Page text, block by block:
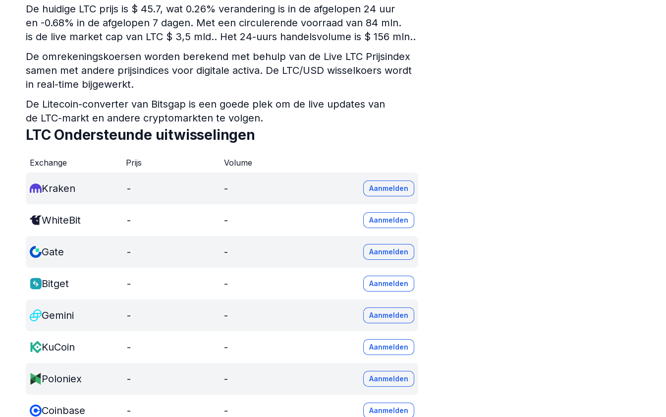
De huidige LTC prijs is $ 45.7, wat 0.26% verandering is in de afgelopen 24 uur
en -0.68% in de afgelopen 7 dagen. Met een circulerende voorraad van 84 mln.
is de live market cap van LTC $ 3,5 mld.. Het 24-uurs handelsvolume is $ 156 mln..
De omrekeningskoersen worden berekend met behulp van de Live LTC Prijsindex
samen met andere prijsindices voor digitale activa. De LTC/USD wisselkoers wordt
in real-time bijgewerkt.
De Litecoin-converter van Bitsgap is een goede plek om de live updates van
de LTC-markt en andere cryptomarkten te volgen.
LTC Ondersteunde uitwisselingen
Exchange Prijs Volume
Kraken - - Aanmelden
WhiteBit - - Aanmelden
Gate - - Aanmelden
Bitget - - Aanmelden
Gemini - - Aanmelden
KuCoin - - Aanmelden
Poloniex - - Aanmelden
Coinbase - - Aanmelden